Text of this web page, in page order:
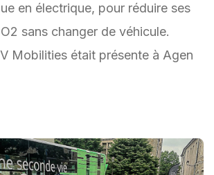
en électrique, pour réduire ses
sans changer de véhicule.
Mobilities était présente à Agen